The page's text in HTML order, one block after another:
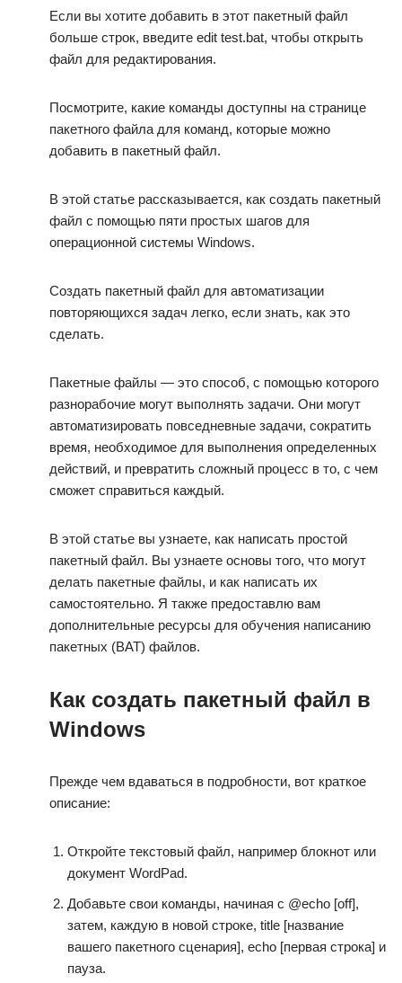
Если вы хотите добавить в этот пакетный файл
больше строк, введите edit test.bat, чтобы открыть
файл для редактирования.
Посмотрите, какие команды доступны на странице
пакетного файла для команд, которые можно
добавить в пакетный файл.
В этой статье рассказывается, как создать пакетный
файл с помощью пяти простых шагов для
операционной системы Windows.
Создать пакетный файл для автоматизации
повторяющихся задач легко, если знать, как это
сделать.
Пакетные файлы — это способ, с помощью которого
разнорабочие могут выполнять задачи. Они могут
автоматизировать повседневные задачи, сократить
время, необходимое для выполнения определенных
действий, и превратить сложный процесс в то, с чем
сможет справиться каждый.
В этой статье вы узнаете, как написать простой
пакетный файл. Вы узнаете основы того, что могут
делать пакетные файлы, и как написать их
самостоятельно. Я также предоставлю вам
дополнительные ресурсы для обучения написанию
пакетных (BAT) файлов.
Как создать пакетный файл в
Windows
Прежде чем вдаваться в подробности, вот краткое
описание:
Откройте текстовый файл, например блокнот или
документ WordPad.
Добавьте свои команды, начиная с @echo [off],
затем, каждую в новой строке, title [название
вашего пакетного сценария], echo [первая строка] и
пауза.